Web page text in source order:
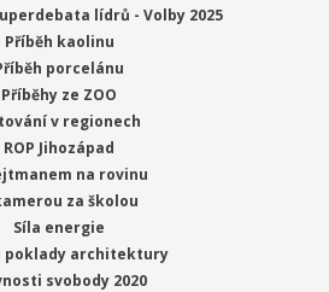
lídrů - Volby 2025
Příběh kaolinu
porcelánu
Příběhy ze ZOO
v regionech
ROP Jihozápad
na rovinu
za školou
Síla energie
poklady architektury
svobody 2020